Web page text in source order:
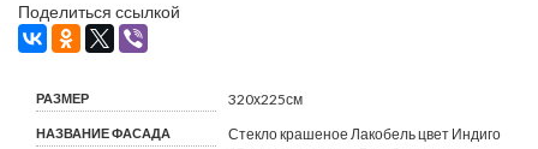
Поделиться ссылкой
РАЗМЕР 320х225см
НАЗВАНИЕ ФАСАДА
Стекло крашеное Лакобель цвет Индиго